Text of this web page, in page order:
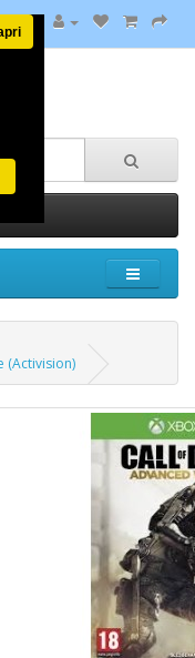
(Activision)